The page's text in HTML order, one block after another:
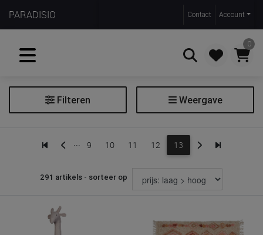
PARADISIO Contact Account
0
Zoeken
Filteren Weergave
Klamboe
... 9 10 11 12 13
291 artikels - sorteer op